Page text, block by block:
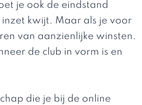
je ook de eindstand
kwijt. Maar als je voor
van aanzienlijke winsten.
de club in vorm is en
die je bij de online